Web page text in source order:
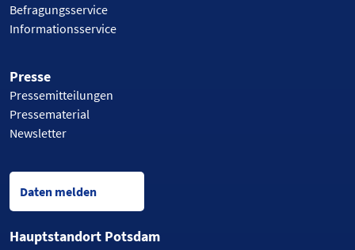
Befragungsservice
Informationsservice
Presse
Pressemitteilungen
Pressematerial
Newsletter
Daten melden
Hauptstandort Potsdam